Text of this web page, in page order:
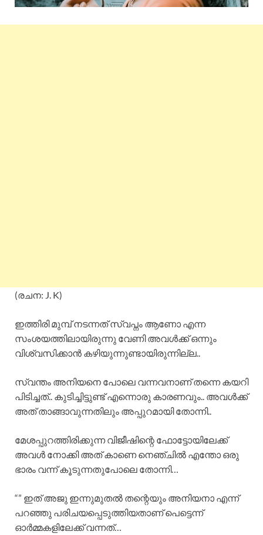
(രചന: J. K)
ഇത്തിരി മുമ്പ് നടന്നത് സ്വപ്നം ആണോ എന്ന
സംശയത്തിലായിരുന്നു വേണി അവൾക്ക് ഒന്നും
വിശ്വസിക്കാൻ കഴിയുന്നുണ്ടായിരുന്നില്ല..
സ്വന്തം അനിയനെ പോലെ വന്നവനാണ് തന്നെ കയറി
പിടിച്ചത്.. കുടിച്ചിട്ടുണ്ട് എന്നൊരു കാരണവും.. അവൾക്ക്
അത് താങ്ങാവുന്നതിലും അപ്പുറമായി തോന്നി..
മേശപ്പുറത്തിരിക്കുന്ന വിജീഷിന്റെ ഫോട്ടോയിലേക്ക്
അവൾ നോക്കി അത് കാണെ നെഞ്ചിൽ എന്തോ ഒരു
ഭാരം വന്ന് കൂടുന്നതുപോലെ തോന്നി…
“” ഇത് അജു ഇന്നുമുതൽ തന്റെയും അനിയനാ എന്ന്
പറഞ്ഞു പരിചയപ്പെടുത്തിയതാണ് പെട്ടെന്ന്
ഓർമ്മകളിലേക്ക് വന്നത്…